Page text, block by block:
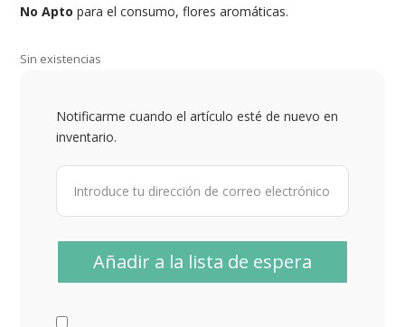
No Apto para el consumo, flores aromáticas.
Sin existencias
Notificarme cuando el artículo esté de nuevo en
inventario.